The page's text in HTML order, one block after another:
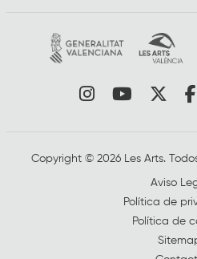
Link aLink a
Copyright © 2026 Les Arts.
Aviso
Política de
Política de